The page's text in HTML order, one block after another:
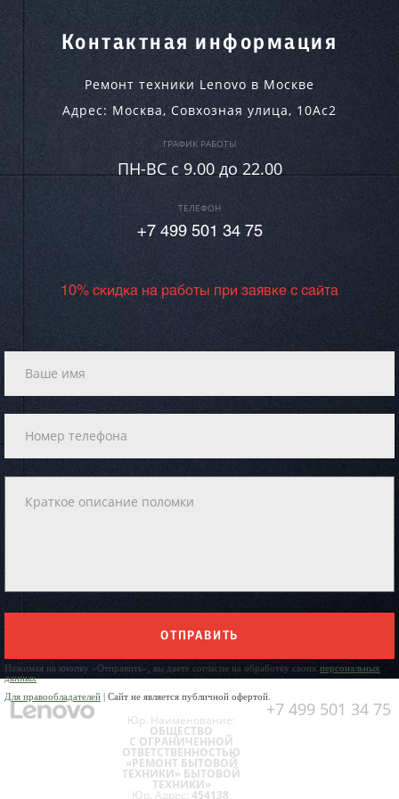
Контактная информация
Ремонт техники Lenovo в Москве
Адрес: Москва, Совхозная улица, 10Ас2
ГРАФИК РАБОТЫ
ПН-ВC c 9.00 до 22.00
ТЕЛЕФОН
+7 499 501 34 75
10% скидка на работы при заявке с сайта
ОТПРАВИТЬ
Нажимая на кнопку «Отправить», вы даете согласие на обработку своих персональных
данных
Для правообладателей | Сайт не является публичной офертой.
+7 499 501 34 75
Юр. Наименование:
ОБЩЕСТВО
С ОГРАНИЧЕННОЙ
ОТВЕТСТВЕННОСТЬЮ
«РЕМОНТ БЫТОВОЙ
ТЕХНИКИ» БЫТОВОЙ
ТЕХНИКИ»
Юр. Адрес: 454138,